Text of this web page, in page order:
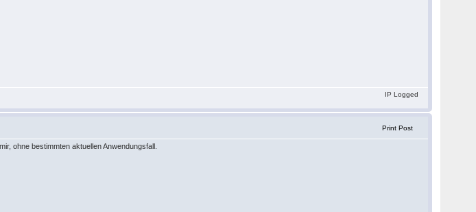
IP Logged
Print Post
ohne bestimmten aktuellen Anwendungsfall.